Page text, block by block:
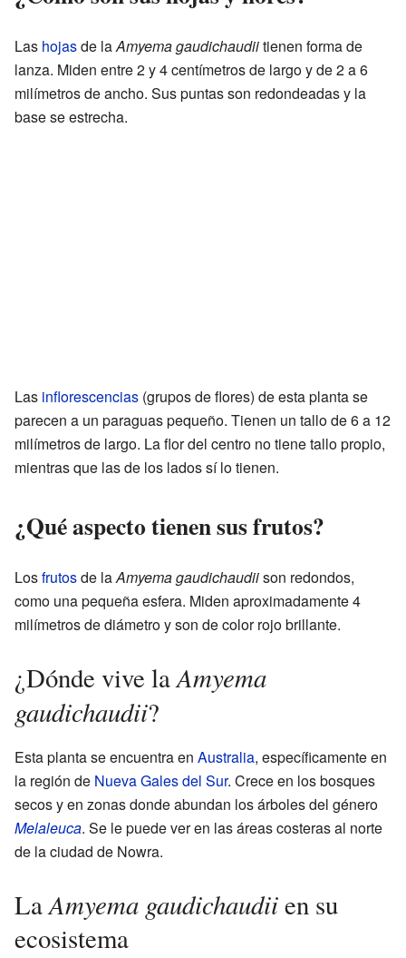
Las hojasde laAmyema gaudichaudiitienen forma de
lanza. Miden entre 2 y 4 centímetros de largo y de 2 a 6
milímetros de ancho. Sus puntas son redondeadas y la
base se estrecha.
Las inflorescencias (grupos de flores) de esta planta se
parecen a un paraguas pequeño. Tienen un tallo de 6 a 12
milímetros de largo. La flor del centro no tiene tallo propio,
mientras que las de los lados sí lo tienen.
¿Qué aspecto tienen sus frutos?
Losfrutosde laAmyema gaudichaudiison redondos,
como una pequeña esfera. Miden aproximadamente 4
milímetros de diámetro y son de color rojo brillante.
¿Dónde vive laAmyema
gaudichaudii?
Esta planta se encuentra en Australia, específicamente en
la región de Nueva Gales del Sur. Crece en los bosques
secos y en zonas donde abundan los árboles del género
Melaleuca. Se le puede ver en las áreas costeras al norte
de la ciudad de Nowra.
LaAmyema gaudichaudiien su
ecosistema